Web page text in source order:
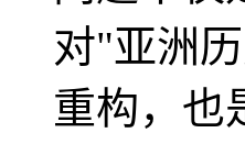
对"亚洲
重构，也